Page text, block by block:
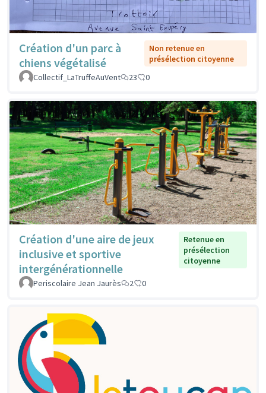
Création d'un parc à
chiens végétalisé
Non retenue en
présélection citoyenne
Collectif_LaTruffeAuVent
23 0
Création d'une aire de jeux
inclusive et sportive
intergénérationnelle
Retenue en
présélection
citoyenne
Periscolaire Jean Jaurès 2 0